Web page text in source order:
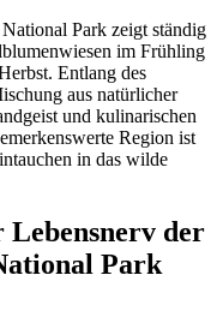
Park zeigt ständig
im Frühling
Entlang des
aus natürlicher
und kulinarischen
Region ist
in das wilde
der
Park